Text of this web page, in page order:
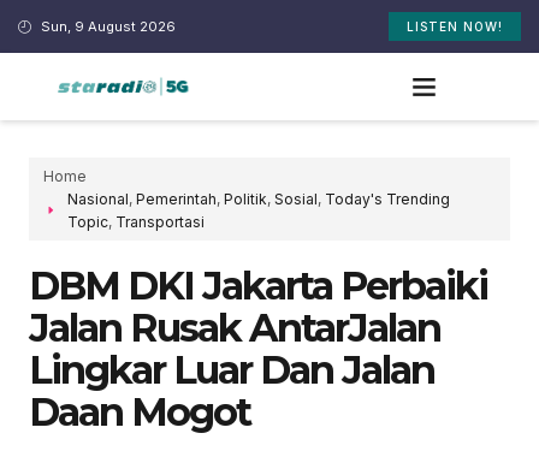
Sun, 9 August 2026 LISTEN NOW!
Home
Nasional, Pemerintah, Politik, Sosial, Today's Trending
Topic, Transportasi
DBM DKI Jakarta Perbaiki
Jalan Rusak AntarJalan
Lingkar Luar Dan Jalan
Daan Mogot